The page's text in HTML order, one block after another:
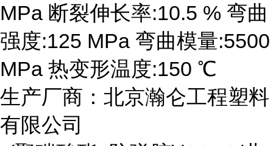
MPa 断裂伸长率:10.5 % 弯曲
强度:125 MPa 弯曲模量:5500
MPa 热变形温度:150 ℃
生产厂商：北京瀚仑工程塑料
有限公司